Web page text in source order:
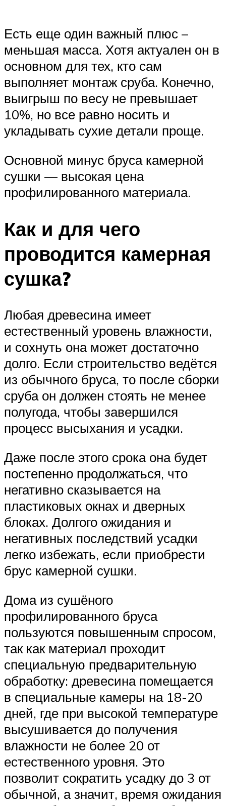
Есть еще один важный плюс –
меньшая масса. Хотя актуален он в
основном для тех, кто сам
выполняет монтаж сруба. Конечно,
выигрыш по весу не превышает
10%, но все равно носить и
укладывать сухие детали проще.
Основной минус бруса камерной
сушки — высокая цена
профилированного материала.
Как и для чего
проводится камерная
сушка?
Любая древесина имеет
естественный уровень влажности,
и сохнуть она может достаточно
долго. Если строительство ведётся
из обычного бруса, то после сборки
сруба он должен стоять не менее
полугода, чтобы завершился
процесс высыхания и усадки.
Даже после этого срока она будет
постепенно продолжаться, что
негативно сказывается на
пластиковых окнах и дверных
блоках. Долгого ожидания и
негативных последствий усадки
легко избежать, если приобрести
брус камерной сушки.
Дома из сушёного
профилированного бруса
пользуются повышенным спросом,
так как материал проходит
специальную предварительную
обработку: древесина помещается
в специальные камеры на 18-20
дней, где при высокой температуре
высушивается до получения
влажности не более 20 от
естественного уровня. Это
позволит сократить усадку до 3 от
обычной, а значит, время ожидания